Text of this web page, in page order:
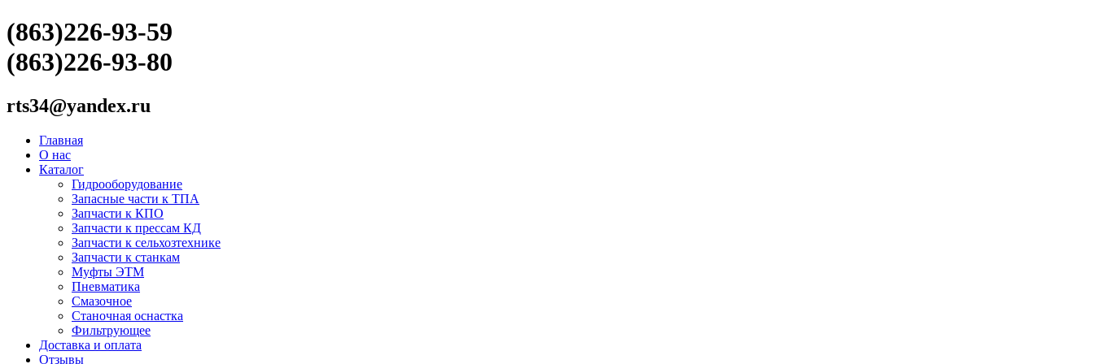
(863)226-93-59
(863)226-93-80
rts34@yandex.ru
Главная
О нас
Каталог
Гидрооборудование
Запасные части к ТПА
Запчасти к КПО
Запчасти к прессам КД
Запчасти к сельхозтехнике
Запчасти к станкам
Муфты ЭТМ
Пневматика
Смазочное
Станочная оснастка
Фильтрующее
Доставка и оплата
Отзывы